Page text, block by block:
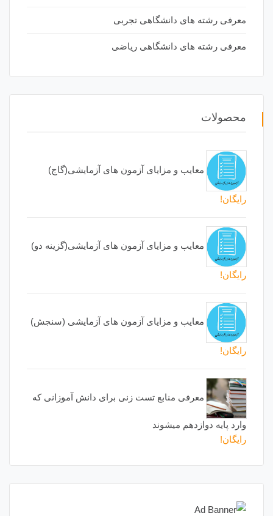
معرفی رشته های دانشگاهی تجربی
معرفی رشته های دانشگاهی ریاضی
محصولات
معایب و مزایای آزمون های آزمایشی(گاج)
رایگان!
معایب و مزایای آزمون های آزمایشی(گزینه دو)
رایگان!
معایب و مزایای آزمون های آزمایشی (سنجش)
رایگان!
معرفی منابع تست زنی برای دانش آموزانی که
وارد پایه دوازدهم میشوند
رایگان!